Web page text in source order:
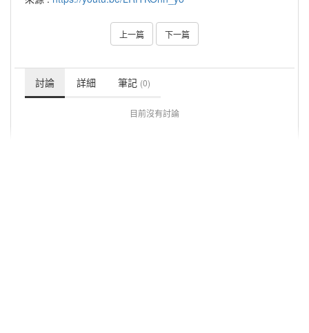
上一篇 下一篇
討論 詳細 筆記 (0)
目前沒有討論